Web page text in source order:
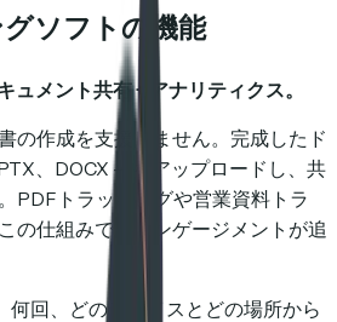
ソフトの機能
ュメント共有 + アナリティクス。
の作成を支援しません。完成したド
、DOCX — をアップロードし、共
PDFトラッキングや営業資料トラ
の仕組みで、エンゲージメントが追
何回、どのデバイスとどの場所から